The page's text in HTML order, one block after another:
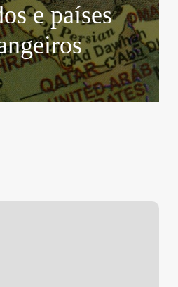
e países